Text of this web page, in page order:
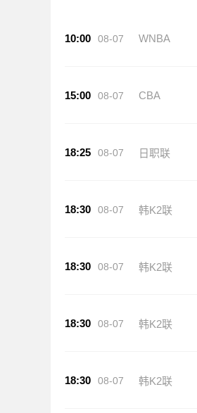
10:00 08-07 WNBA
15:00 08-07 CBA
18:25 08-07 日职联
18:30 08-07 韩K2联
18:30 08-07 韩K2联
18:30 08-07 韩K2联
18:30 08-07 韩K2联